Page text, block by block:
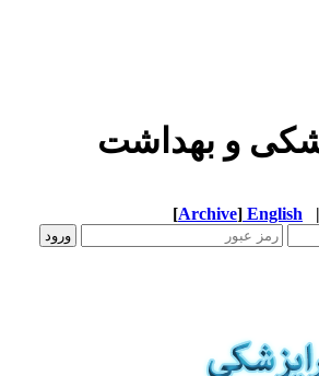
و بهداشت
English
[Archive]